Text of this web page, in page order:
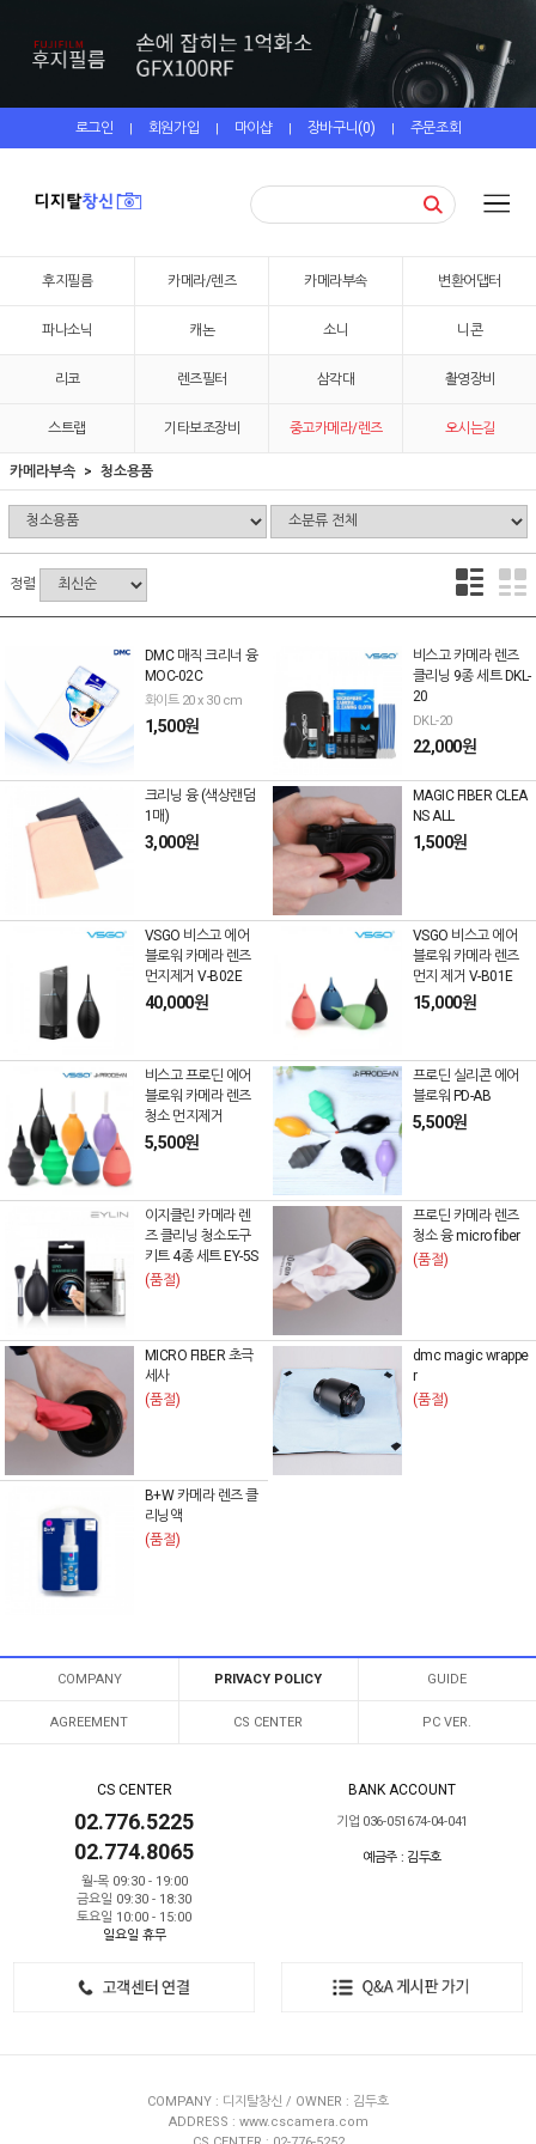
로그인 | 회원가입 | 마이샵 | 장바구니(0) | 주문조회
후지필름 카메라/렌즈 카메라부속 변환어댑터
파나소닉 캐논 소니 니콘
리코 렌즈필터 삼각대 촬영장비
스트랩 기타보조장비 중고카메라/렌즈 오시는길
카메라부속 청소용품
정렬
DMC 매직 크리너 융
MOC-02C
화이트 20 x 30 cm
1,500원
비스고 카메라 렌즈
클리닝 9종 세트 DKL-
20
DKL-20
22,000원
크리닝 융 (색상랜덤
1매)
3,000원
MAGIC FIBER CLEA
NS ALL
1,500원
VSGO 비스고 에어
블로워 카메라 렌즈
먼지제거 V-B02E
40,000원
VSGO 비스고 에어
블로워 카메라 렌즈
먼지 제거 V-B01E
15,000원
비스고 프로딘 에어
블로워 카메라 렌즈
청소 먼지제거
5,500원
프로딘 실리콘 에어
블로워 PD-AB
5,500원
이지클린 카메라 렌
즈 클리닝 청소도구
키트 4종 세트 EY-5S
(품절)
프로딘 카메라 렌즈
청소 융 micro fiber
(품절)
MICRO FIBER 초극
세사
(품절)
dmc magic wrappe
r
(품절)
B+W 카메라 렌즈 클
리닝액
(품절)
COMPANY PRIVACY POLICY GUIDE
AGREEMENT CS CENTER PC VER.
CS CENTER
02.776.5225
02.774.8065
월-목 09:30 - 19:00
금요일 09:30 - 18:30
토요일 10:00 - 15:00
일요일 휴무
BANK ACCOUNT
기업 036-051674-04-041
예금주 : 김두호
COMPANY : 디지탈창신 / OWNER : 김두호
ADDRESS : www.cscamera.com